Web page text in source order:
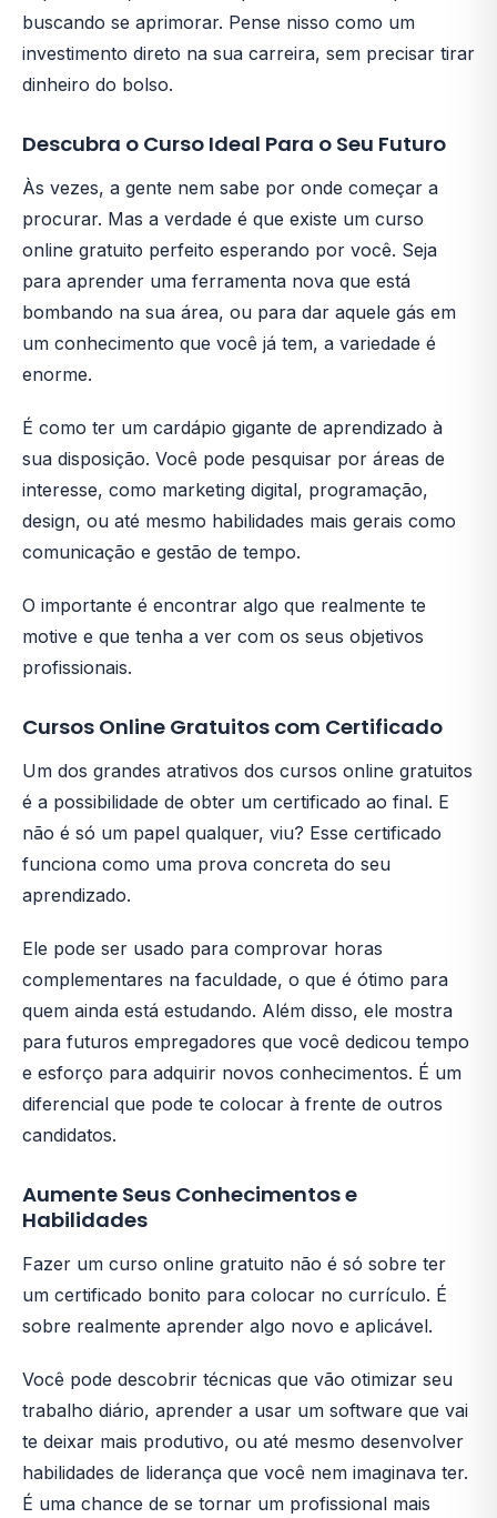
buscando se aprimorar. Pense nisso como um
investimento direto na sua carreira, sem precisar tirar
dinheiro do bolso.
Descubra o Curso Ideal Para o Seu Futuro
Às vezes, a gente nem sabe por onde começar a
procurar. Mas a verdade é que existe um curso
online gratuito perfeito esperando por você. Seja
para aprender uma ferramenta nova que está
bombando na sua área, ou para dar aquele gás em
um conhecimento que você já tem, a variedade é
enorme.
É como ter um cardápio gigante de aprendizado à
sua disposição. Você pode pesquisar por áreas de
interesse, como marketing digital, programação,
design, ou até mesmo habilidades mais gerais como
comunicação e gestão de tempo.
O importante é encontrar algo que realmente te
motive e que tenha a ver com os seus objetivos
profissionais.
Cursos Online Gratuitos com Certificado
Um dos grandes atrativos dos cursos online gratuitos
é a possibilidade de obter um certificado ao final. E
não é só um papel qualquer, viu? Esse certificado
funciona como uma prova concreta do seu
aprendizado.
Ele pode ser usado para comprovar horas
complementares na faculdade, o que é ótimo para
quem ainda está estudando. Além disso, ele mostra
para futuros empregadores que você dedicou tempo
e esforço para adquirir novos conhecimentos. É um
diferencial que pode te colocar à frente de outros
candidatos.
Aumente Seus Conhecimentos e
Habilidades
Fazer um curso online gratuito não é só sobre ter
um certificado bonito para colocar no currículo. É
sobre realmente aprender algo novo e aplicável.
Você pode descobrir técnicas que vão otimizar seu
trabalho diário, aprender a usar um software que vai
te deixar mais produtivo, ou até mesmo desenvolver
habilidades de liderança que você nem imaginava ter.
É uma chance de se tornar um profissional mais